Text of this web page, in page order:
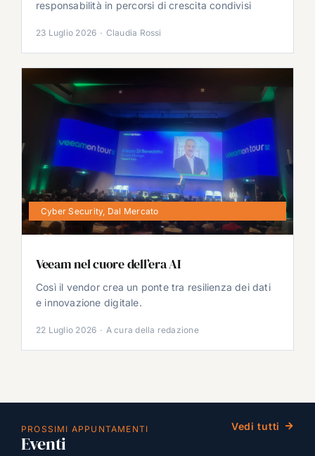
responsabilità in percorsi di crescita condivisi
23 Luglio 2026 · Claudia Rossi
Cyber Security, Dal Mercato
Veeam nel cuore dell’era AI
Così il vendor crea un ponte tra resilienza dei dati
e innovazione digitale.
22 Luglio 2026 · A cura della redazione
PROSSIMI APPUNTAMENTI
Eventi
Vedi tutti